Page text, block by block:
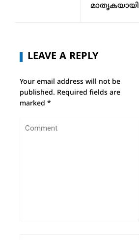
മാതൃകയായി
LEAVE A REPLY
Your email address will not be
published. Required fields are
marked *